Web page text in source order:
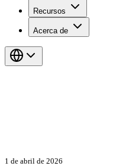
Recursos
Acerca de
1 de abril de 2026